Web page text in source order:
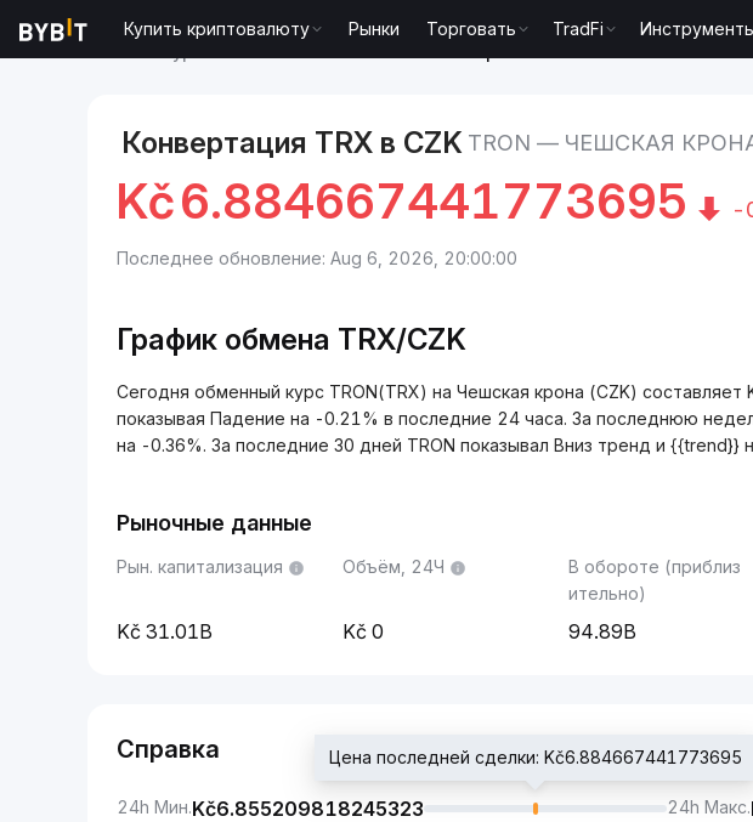
Купить криптовалюту Рынки Торговать TradFi
Конвертация TRX в CZK TRON — ЧЕШСКАЯ
Kč6.884667441773695 -
Последнее обновление: Aug 6, 2026, 20:00:00
График обмена TRX/CZK
Сегодня обменный курс TRON(TRX) на Чешская крона (CZK) составляет
показывая Падение на -0.21% в последние 24 часа. За последнюю
на -0.36%. За последние 30 дней TRON показывал Вниз тренд и {{trend}}
Рыночные данные
Рын. капитализация
31.01B
Объём, 24Ч
0
В обороте (приблиз
ительно)
94.89B
Справка
24h Мин.Kč6.855209818245323
Цена последней сделки: Kč6.884667441773695
24h Макс.